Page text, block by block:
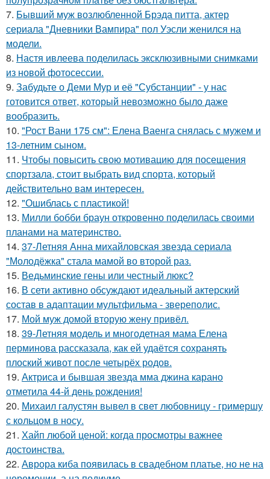
7. Бывший муж возлюбленной Брэда питта, актер
сериала "Дневники Вампира" пол Уэсли женился на
модели.
8. Настя ивлеева поделилась эксклюзивными снимками
из новой фотосессии.
9. Забудьте о Деми Мур и её "Субстанции" - у нас
готовится ответ, который невозможно было даже
вообразить.
10. "Рост Вани 175 см": Елена Ваенга снялась с мужем и
13-летним сыном.
11. Чтобы повысить свою мотивацию для посещения
спортзала, стоит выбрать вид спорта, который
действительно вам интересен.
12. "Ошиблась с пластикой!
13. Милли бобби браун откровенно поделилась своими
планами на материнство.
14. 37-Летняя Анна михайловская звезда сериала
"Молодёжка" стала мамой во второй раз.
15. Ведьминские гены или честный люкс?
16. В сети активно обсуждают идеальный актерский
состав в адаптации мультфильма - звереполис.
17. Мой муж домой вторую жену привёл.
18. 39-Летняя модель и многодетная мама Елена
перминова рассказала, как ей удаётся сохранять
плоский живот после четырёх родов.
19. Актриса и бывшая звезда мма джина карано
отметила 44-й день рождения!
20. Михаил галустян вывел в свет любовницу - гримершу
с кольцом в носу.
21. Хайп любой ценой: когда просмотры важнее
достоинства.
22. Аврора киба появилась в свадебном платье, но не на